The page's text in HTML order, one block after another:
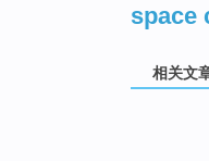
space
相关文